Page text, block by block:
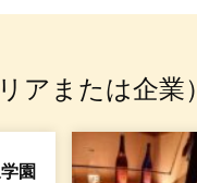
アまたは企業）
園